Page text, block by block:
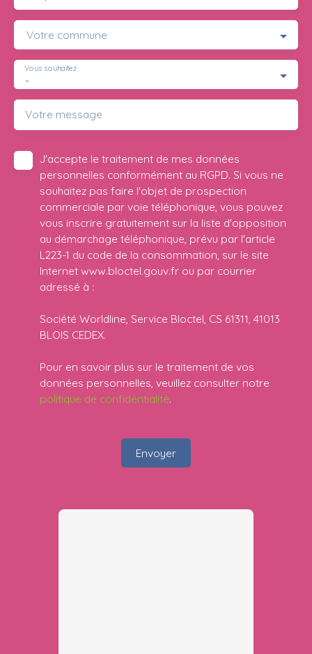
Votre commune
-
Vous souhaitez
Votre message
J'accepte le traitement de mes données
personnelles conformément au RGPD. Si vous ne
souhaitez pas faire l'objet de prospection
commerciale par voie téléphonique, vous pouvez
vous inscrire gratuitement sur la liste d'opposition
au démarchage téléphonique, prévu par l'article
L223-1 du code de la consommation, sur le site
Internet www.bloctel.gouv.fr ou par courrier
adressé à :
Société Worldline, Service Bloctel, CS 61311, 41013
BLOIS CEDEX.
Pour en savoir plus sur le traitement de vos
données personnelles, veuillez consulter notre
politique de confidentialité.
Envoyer